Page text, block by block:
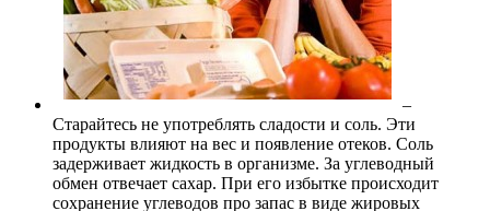
–
Старайтесь не употреблять сладости и соль. Эти
продукты влияют на вес и появление отеков. Соль
задерживает жидкость в организме. За углеводный
обмен отвечает сахар. При его избытке происходит
сохранение углеводов про запас в виде жировых